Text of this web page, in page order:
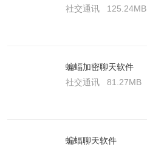
社交通讯
125.24MB
蝙蝠加密聊天软件
社交通讯
81.27MB
蝙蝠聊天软件